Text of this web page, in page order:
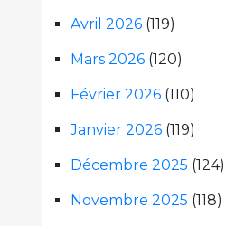
Avril 2026 (119)
Mars 2026 (120)
Février 2026 (110)
Janvier 2026 (119)
Décembre 2025 (124)
Novembre 2025 (118)